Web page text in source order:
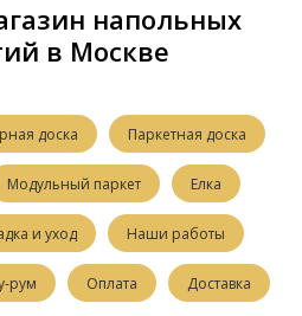
напольных
в Москве
доска Паркетная доска
Модульный паркет Елка
и уход Наши работы
рум Оплата Доставка